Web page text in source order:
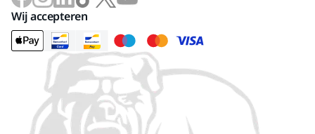
Wij accepteren